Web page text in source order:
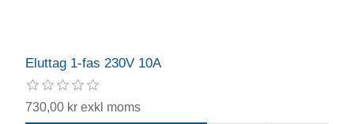
Eluttag 1-fas 230V 10A
730,00 kr exkl moms